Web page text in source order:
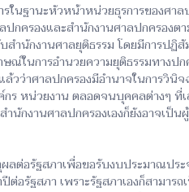
ฐานะหัวหน้าหน่วยธุรการของศา
กครองและสำนักงานศาลปกครอ
ำนักงานศาลยุติธรรม โดยมีการป
ในการอำนวยความยุติธรรมทางป
วว่าศาลปกครองมีอำนาจในการ
ร หน่วยงาน ตลอดจนบุคคลต่างๆ
กงานศาลปกครองเองก็ยังอาจเ
อรัฐสภาเพื่อขอรับงบประมาณปร
อรัฐสภา เพราะรัฐสภาเองก็สามา